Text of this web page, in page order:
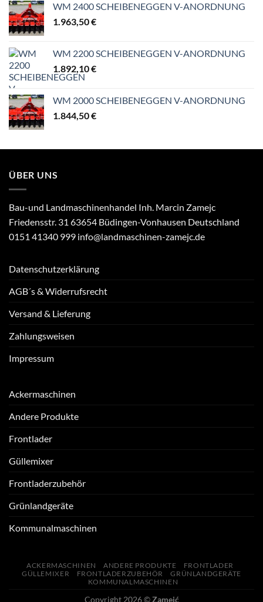
WM 2400 SCHEIBENEGGEN V-ANORDNUNG
1.963,50€
WM 2200 SCHEIBENEGGEN V-ANORDNUNG
1.892,10€
WM 2000 SCHEIBENEGGEN V-ANORDNUNG
1.844,50€
ÜBER UNS
Bau-und Landmaschinenhandel Inh. Marcin Zamejc
Friedensstr. 31 63654 Büdingen-Vonhausen Deutschland
0151 41340 999 info@landmaschinen-zamejc.de
Datenschutzerklärung
AGB´s & Widerrufsrecht
Versand & Lieferung
Zahlungsweisen
Impressum
Ackermaschinen
Andere Produkte
Frontlader
Güllemixer
Frontladerzubehör
Grünlandgeräte
Kommunalmaschinen
ACKERMASCHINEN ANDERE PRODUKTE
FRONTLADER
GÜLLEMIXER
FRONTLADERZUBEHÖR
GRÜNLANDGERÄTE
KOMMUNALMASCHINEN
Copyright 2026 ©Zamejć